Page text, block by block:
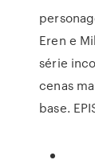
Eren e
série
cenas
base.